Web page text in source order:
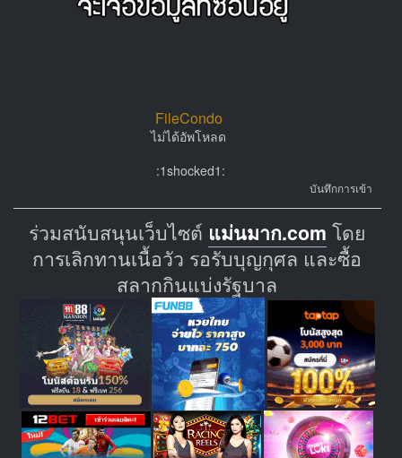
FileCondo
ไม่ได้อัพโหลด
:1shocked1:
บันทึกการเข้า
ร่วมสนับสนุนเว็บไซต์ แม่นมาก.com โดย
การเลิกทานเนื้อวัว รอรับบุญกุศล และซื้อ
สลากกินแบ่งรัฐบาล